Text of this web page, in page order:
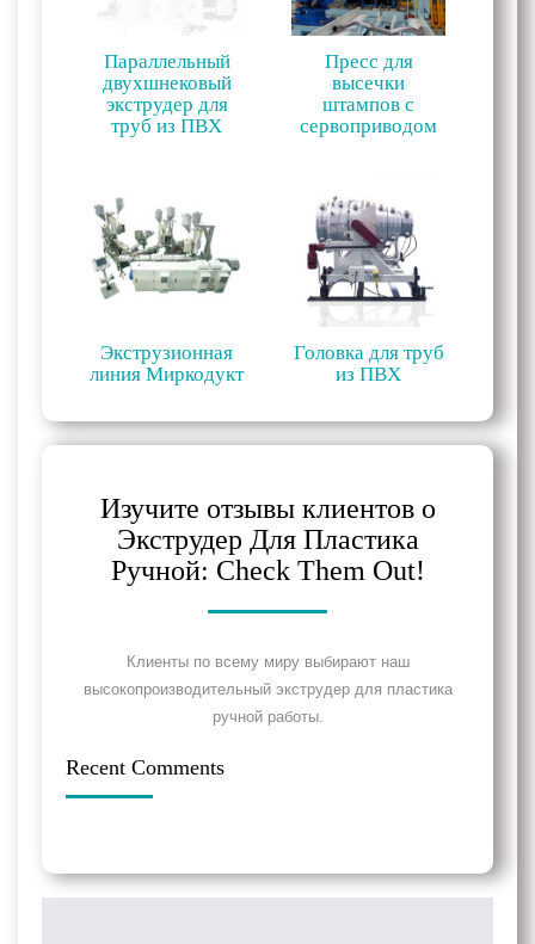
Параллельный
двухшнековый
экструдер для
труб из ПВХ
Пресс для
высечки
штампов с
сервоприводом
Экструзионная
линия Миркодукт
Головка для труб
из ПВХ
Изучите отзывы клиентов о
Экструдер Для Пластика
Ручной: Check Them Out!
Клиенты по всему миру выбирают наш
высокопроизводительный экструдер для пластика
ручной работы.
Recent Comments